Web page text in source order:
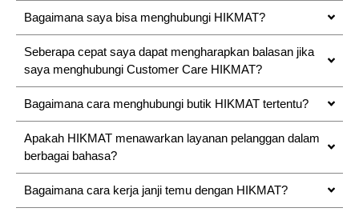
Bagaimana saya bisa menghubungi HIKMAT?
Seberapa cepat saya dapat mengharapkan balasan jika
saya menghubungi Customer Care HIKMAT?
Bagaimana cara menghubungi butik HIKMAT tertentu?
Apakah HIKMAT menawarkan layanan pelanggan dalam
berbagai bahasa?
Bagaimana cara kerja janji temu dengan HIKMAT?